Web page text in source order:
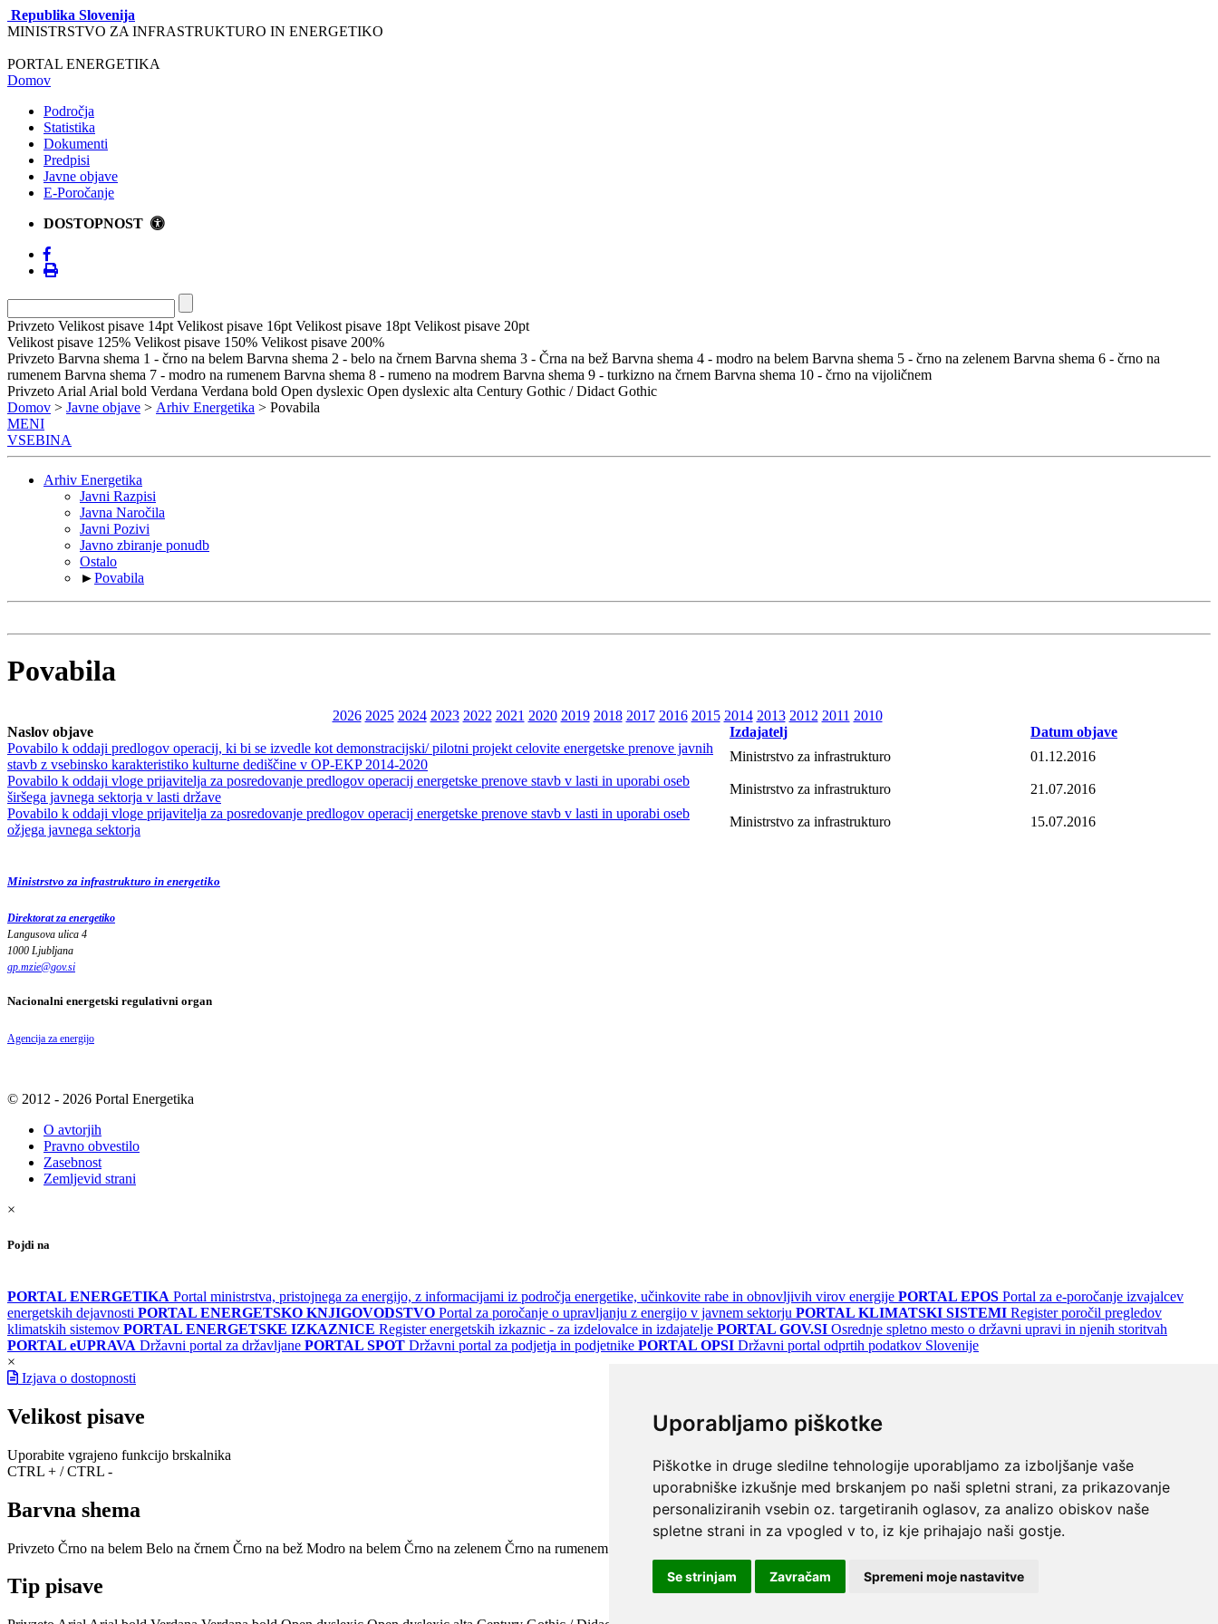
Uporabljamo piškotke
Piškotke in druge sledilne tehnologije uporabljamo za izboljšanje vaše
uporabniške izkušnje med brskanjem po naši spletni strani, za prikazovanje
personaliziranih vsebin oz. targetiranih oglasov, za analizo obiskov naše
spletne strani in za vpogled v to, iz kje prihajajo naši gostje.
Se strinjam Zavračam Spremeni moje nastavitve
Republika Slovenija
MINISTRSTVO ZA INFRASTRUKTURO IN ENERGETIKO
PORTAL ENERGETIKA
Domov
Področja
Statistika
Dokumenti
Predpisi
Javne objave
E-Poročanje
DOSTOPNOST
Privzeto Velikost pisave 14pt Velikost pisave 16pt Velikost pisave 18pt Velikost pisave 20pt
Velikost pisave 125% Velikost pisave 150% Velikost pisave 200%
Privzeto Barvna shema 1 - črno na belem Barvna shema 2 - belo na črnem Barvna shema 3 - Črna na bež Barvna shema 4 - modro na belem Barvna shema 5 - črno na zelenem Barvna shema 6 - črno na
rumenem Barvna shema 7 - modro na rumenem Barvna shema 8 - rumeno na modrem Barvna shema 9 - turkizno na črnem Barvna shema 10 - črno na vijoličnem
Privzeto Arial Arial bold Verdana Verdana bold Open dyslexic Open dyslexic alta Century Gothic / Didact Gothic
Domov > Javne objave > Arhiv Energetika > Povabila
MENI
VSEBINA
Arhiv Energetika
Javni Razpisi
Javna Naročila
Javni Pozivi
Javno zbiranje ponudb
Ostalo
►Povabila
Povabila
2026 2025 2024 2023 2022 2021 2020 2019 2018 2017 2016 2015 2014 2013 2012 2011 2010
Naslov objave
Izdajatelj
Datum objave
Povabilo k oddaji predlogov operacij, ki bi se izvedle kot demonstracijski/ pilotni projekt celovite energetske prenove javnih
stavb z vsebinsko karakteristiko kulturne dediščine v OP-EKP 2014-2020
Ministrstvo za infrastrukturo
01.12.2016
Povabilo k oddaji vloge prijavitelja za posredovanje predlogov operacij energetske prenove stavb v lasti in uporabi oseb
širšega javnega sektorja v lasti države
Ministrstvo za infrastrukturo
21.07.2016
Povabilo k oddaji vloge prijavitelja za posredovanje predlogov operacij energetske prenove stavb v lasti in uporabi oseb
ožjega javnega sektorja
Ministrstvo za infrastrukturo 15.07.2016
Ministrstvo za infrastrukturo in energetiko
Direktorat za energetiko
Langusova ulica 4
1000 Ljubljana
gp.mzie@gov.si
Nacionalni energetski regulativni organ
Agencija za energijo
© 2012 - 2026 Portal Energetika
O avtorjih
Pravno obvestilo
Zasebnost
Zemljevid strani
×
Pojdi na
PORTAL ENERGETIKA Portal ministrstva, pristojnega za energijo, z informacijami iz področja energetike, učinkovite rabe in obnovljivih virov energije PORTAL EPOS Portal za e-poročanje izvajalcev
energetskih dejavnosti PORTAL ENERGETSKO KNJIGOVODSTVO Portal za poročanje o upravljanju z energijo v javnem sektorju PORTAL KLIMATSKI SISTEMI Register poročil pregledov
klimatskih sistemov PORTAL ENERGETSKE IZKAZNICE Register energetskih izkaznic - za izdelovalce in izdajatelje PORTAL GOV.SI Osrednje spletno mesto o državni upravi in njenih storitvah
PORTAL eUPRAVA Državni portal za državljane PORTAL SPOT Državni portal za podjetja in podjetnike PORTAL OPSI Državni portal odprtih podatkov Slovenije
×
Izjava o dostopnosti
Velikost pisave
Uporabite vgrajeno funkcijo brskalnika
CTRL + / CTRL -
Barvna shema
Privzeto Črno na belem Belo na črnem Črno na bež Modro na belem Črno na zelenem Črno na rumenem
Tip pisave